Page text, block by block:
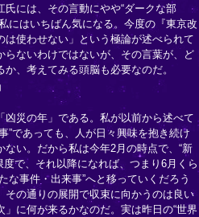
には、その言動にやや“ダークな部
にはいちばん気になる。今度の『東京改
使わせない」という極論が述べられて
らないわけではないが、その言葉が、ど
、考えてみる頭脳も必要なのだ。
災の年」である。私が以前から述べて
”であっても、人が日々興味を抱き続け
い。だから私は今年2月の時点で、“新
で、それ以降になれば、つまり6月くら
な事件・出来事”へと移っていくだろう
その通りの展開で収束に向かうのは良い
に何が来るかなのだ。実は昨日の“世界